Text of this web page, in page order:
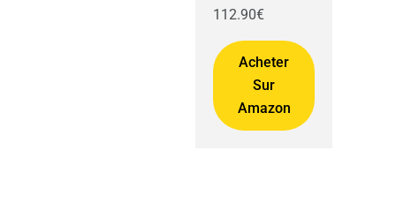
112.90€
Acheter
Sur
Amazon